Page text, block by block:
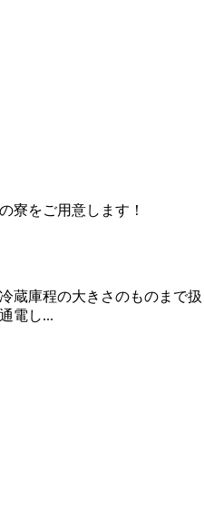
寮をご用意します！
蔵庫程の大きさのものま
電し...